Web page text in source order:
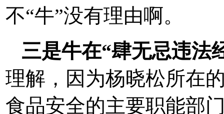
不“牛”没有理由啊。
三是牛在“肆无忌违法
理解，因为杨晓松所在
食品安全的主要职能部